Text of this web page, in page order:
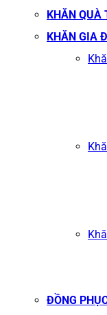
KHĂN QUÀ
KHĂN GIA
ĐỒNG